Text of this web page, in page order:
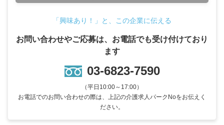
「興味あり！」と、この企業に伝える
お問い合わせやご応募は、お電話でも受け付けており
ます
03-6823-7590
（平日10:00～17:00）
お電話でのお問い合わせの際は、上記の介護求人パークNoをお伝えく
ださい。